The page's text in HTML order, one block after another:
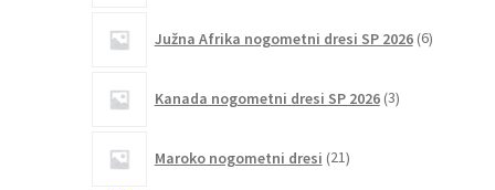
Južna Afrika nogometni dresi SP 2026 6izdelkov
Kanada nogometni dresi SP 2026 3izdelki
Maroko nogometni dresi 21izdelkov